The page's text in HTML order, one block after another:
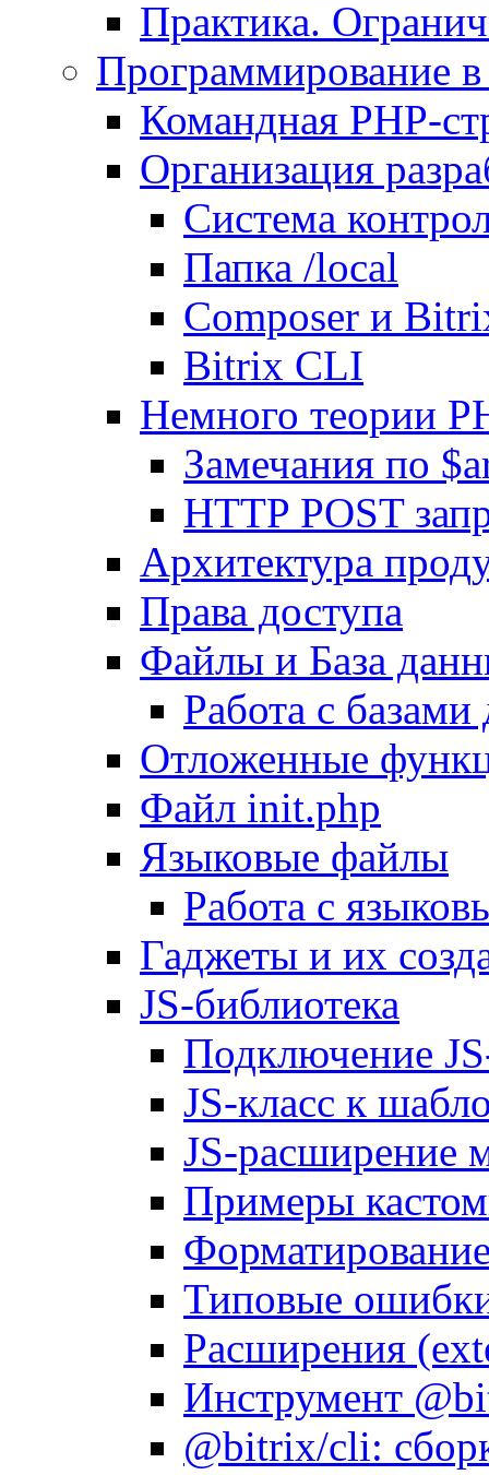
Практика.
Программирование
Командная PHP-
Организация
Система
Папка /local
Composer и
Bitrix CLI
Немного теории
Замечания по
HTTP POST
Архитектура
Права доступа
Файлы и База
Работа с
Отложенные
Файл init.php
Языковые файлы
Работа с
Гаджеты и их
JS-библиотека
Подключение
JS-класс к
JS-расширение
Примеры
Типовые
Расширения
Инструмент
@bitrix/cli: